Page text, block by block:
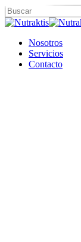
Skip
to
content
Close
Menu
Nosotros
Servicios
Contacto